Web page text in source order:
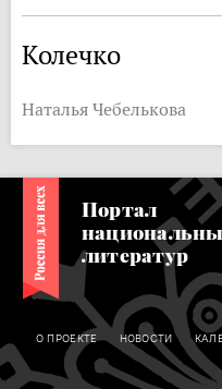
Колечко
Наталья Чебелькова
Портал
литератур
О ПРОЕКТЕ НОВОСТИ